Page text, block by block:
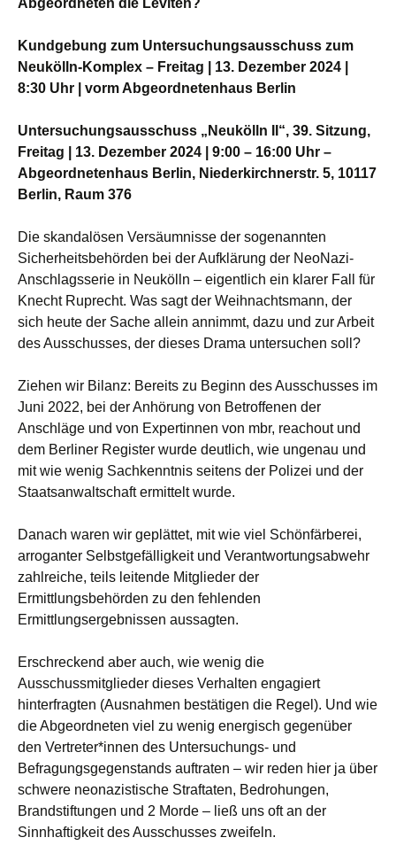
Abgeordneten die Leviten?
Kundgebung zum Untersuchungsausschuss zum
Neukölln-Komplex – Freitag | 13. Dezember 2024 |
8:30 Uhr | vorm Abgeordnetenhaus Berlin
Untersuchungsausschuss „Neukölln II“, 39. Sitzung,
Freitag | 13. Dezember 2024 | 9:00 – 16:00 Uhr –
Abgeordnetenhaus Berlin, Niederkirchnerstr. 5, 10117
Berlin, Raum 376
Die skandalösen Versäumnisse der sogenannten
Sicherheitsbehörden bei der Aufklärung der NeoNazi-
Anschlagsserie in Neukölln – eigentlich ein klarer Fall für
Knecht Ruprecht. Was sagt der Weihnachtsmann, der
sich heute der Sache allein annimmt, dazu und zur Arbeit
des Ausschusses, der dieses Drama untersuchen soll?
Ziehen wir Bilanz: Bereits zu Beginn des Ausschusses im
Juni 2022, bei der Anhörung von Betroffenen der
Anschläge und von Expertinnen von mbr, reachout und
dem Berliner Register wurde deutlich, wie ungenau und
mit wie wenig Sachkenntnis seitens der Polizei und der
Staatsanwaltschaft ermittelt wurde.
Danach waren wir geplättet, mit wie viel Schönfärberei,
arroganter Selbstgefälligkeit und Verantwortungsabwehr
zahlreiche, teils leitende Mitglieder der
Ermittlungsbehörden zu den fehlenden
Ermittlungsergebnissen aussagten.
Erschreckend aber auch, wie wenig die
Ausschussmitglieder dieses Verhalten engagiert
hinterfragten (Ausnahmen bestätigen die Regel). Und wie
die Abgeordneten viel zu wenig energisch gegenüber
den Vertreter*innen des Untersuchungs- und
Befragungsgegenstands auftraten – wir reden hier ja über
schwere neonazistische Straftaten, Bedrohungen,
Brandstiftungen und 2 Morde – ließ uns oft an der
Sinnhaftigkeit des Ausschusses zweifeln.